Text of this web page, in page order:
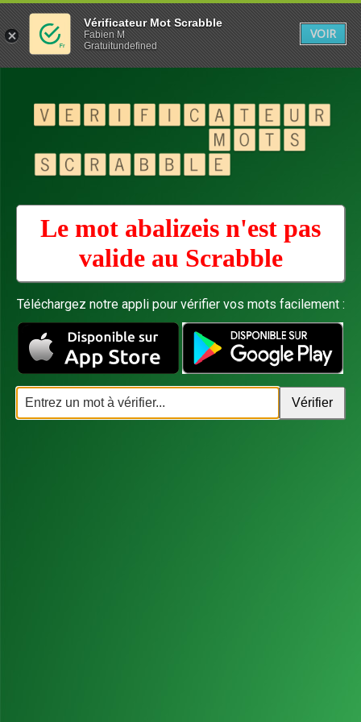
Le mot abalizeis n'est pas
valide au Scrabble
Téléchargez notre appli pour vérifier vos mots facilement :
Vérificateur Mot Scrabble
Fabien M
Gratuitundefined
VOIR